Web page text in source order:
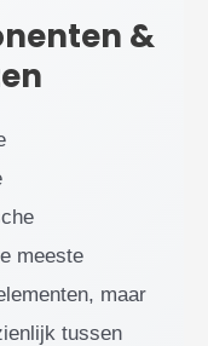
&
meeste
maar
tussen